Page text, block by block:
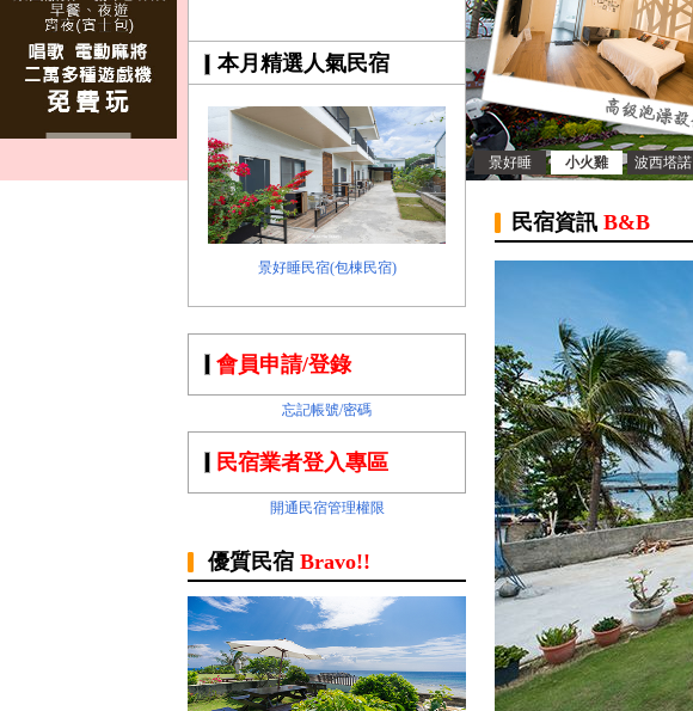
本月精選人氣民宿
景好睡民宿(包棟民宿)
景好睡 小火雞 波西塔諾
會員申請/登錄
忘記帳號/密碼
民宿業者登入專區
開通民宿管理權限
優質民宿 Bravo!!
民宿資訊 B&B